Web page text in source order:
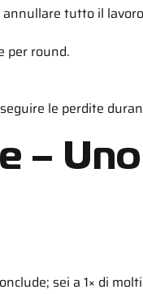
tutto il
per round.
le perdite
–
sei a 1× di